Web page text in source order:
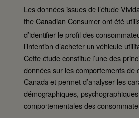
Les données issues de l’étude
the Canadian Consumer ont été
d’identifier le profil des
l’intention d’acheter un véhicule
Cette étude constitue l’une des
données sur les comportements de
Canada et permet d’analyser les
démographiques,
comportementales des